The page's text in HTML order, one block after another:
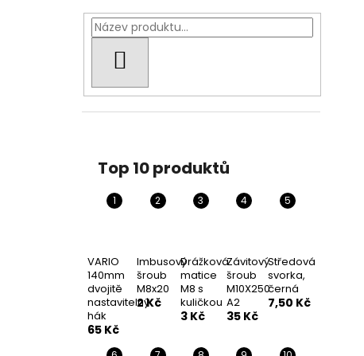
Top 10 produktů
VARIO
140mm
dvojitě
nastavitelný
hák
65 Kč
Imbusový
šroub
M8x20
2 Kč
Drážková
matice
M8 s
kuličkou
3 Kč
Závitový
šroub
M10X250
A2
35 Kč
Středová
svorka,
černá
7,50 Kč